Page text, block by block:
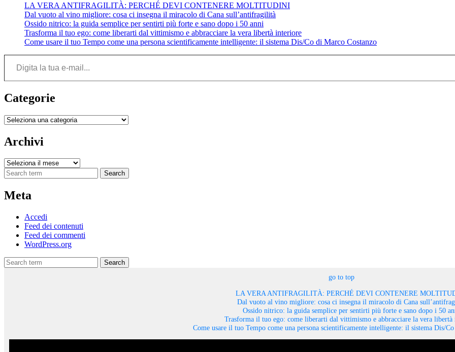
–
P.
Coelho
LA VERA ANTIFRAGILITÀ: PERCHÉ DEVI CONTENERE MOLTITUDINI
Dal vuoto al vino migliore: cosa ci insegna il miracolo di Cana sull’antifragilità
Ossido nitrico: la guida semplice per sentirti più forte e sano dopo i 50 anni
Trasforma il tuo ego: come liberarti dal vittimismo e abbracciare la vera libertà interiore
Come usare il tuo Tempo come una persona scientificamente intelligente: il sistema Dis/Co di Marco Costanzo
Digita la tua e-mail...
Categorie
Categorie
Archivi
Archivi
Search
Meta
Accedi
Feed dei contenuti
Feed dei commenti
WordPress.org
Search
go to top
LA VERA ANTIFRAGILITÀ: PERCHÉ DEVI CONTENERE
Dal vuoto al vino migliore: cosa ci insegna il miracolo di Cana
Ossido nitrico: la guida semplice per sentirti più forte e sano dopo i 50
Trasforma il tuo ego: come liberarti dal vittimismo e abbracciare la vera libertà
Come usare il tuo Tempo come una persona scientificamente intelligente: il sistema Dis/